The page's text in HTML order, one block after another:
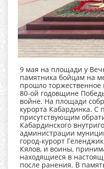
9 мая на площади у
памятника бойцам на
прошло
80-ой годовщине
войне. На площади
курорта Кабардинка. С
присутствующим
Кабардинского
администрации
город-курорт
Кялов, и воины,
находящиеся в
после ранения. В